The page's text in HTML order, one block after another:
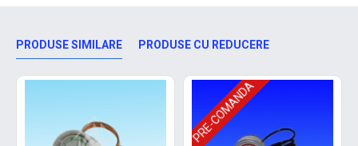
PRODUSE SIMILARE PRODUSE CU REDUCERE
PRE-COMANDA